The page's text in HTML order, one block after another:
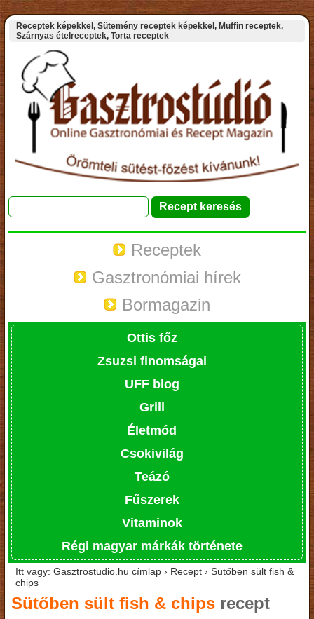
Receptek képekkel, Sütemény receptek képekkel, Muffin receptek,
Szárnyas ételreceptek, Torta receptek
Receptek
Gasztronómiai hírek
Bormagazin
Ottis főz
Zsuzsi finomságai
UFF blog
Grill
Életmód
Csokivilág
Teázó
Fűszerek
Vitaminok
Régi magyar márkák története
Itt vagy: Gasztrostudio.hu címlap › Recept › Sütőben sült fish &
chips
Sütőben sült fish & chips recept